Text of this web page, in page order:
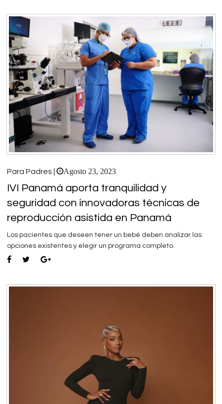
Para Padres | Agosto 23, 2023
IVI Panamá aporta tranquilidad y
seguridad con innovadoras técnicas de
reproducción asistida en Panamá
Los pacientes que deseen tener un bebé deben analizar las
opciones existentes y elegir un programa completo.